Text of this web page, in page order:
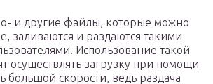
и другие файлы, которые можно
заливаются и раздаются такими
Использование такой
осуществлять загрузку при помощи
большой скорости, ведь раздача